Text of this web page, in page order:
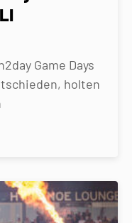
Game Days
holten